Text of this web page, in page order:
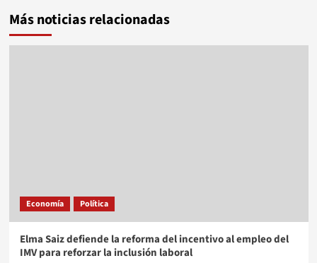
Más noticias relacionadas
Economía Política
Elma Saiz defiende la reforma del incentivo al empleo del
IMV para reforzar la inclusión laboral